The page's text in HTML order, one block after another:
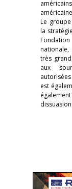
Le
la
très
aux
est
dissuasion.